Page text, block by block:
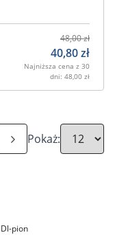
48,00zł
40,80zł
Najniższa cena z 30
dni: 48,00 zł
Pokaż:
Dl-pion